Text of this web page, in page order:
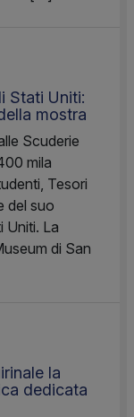
Stati Uniti:
mostra
Scuderie
mila
Tesori
del suo
Uniti. La
di San
la
dedicata